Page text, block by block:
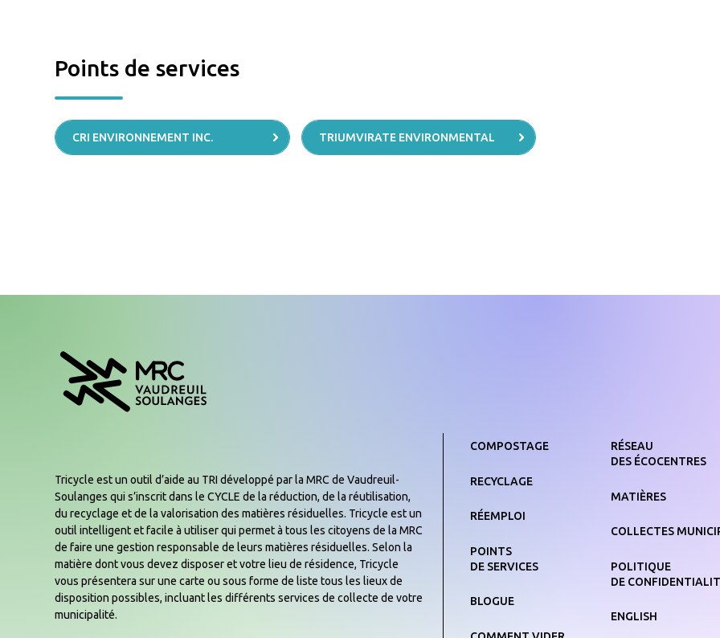
Points de services
CRI ENVIRONNEMENT INC. TRIUMVIRATE ENVIRONMENTAL
Tricycle est un outil d’aide au TRI développé par la MRC de Vaudreuil-
Soulanges qui s’inscrit dans le CYCLE de la réduction, de la réutilisation,
du recyclage et de la valorisation des matières résiduelles. Tricycle est un
outil intelligent et facile à utiliser qui permet à tous les citoyens de la MRC
de faire une gestion responsable de leurs matières résiduelles. Selon la
matière dont vous devez disposer et votre lieu de résidence, Tricycle
vous présentera sur une carte ou sous forme de liste tous les lieux de
disposition possibles, incluant les différents services de collecte de votre
municipalité.
COMPOSTAGE
RECYCLAGE
RÉEMPLOI
POINTS
DE SERVICES
BLOGUE
RÉSEAU
DES ÉCOCENTRES
MATIÈRES
COLLECTES
POLITIQUE
DE
ENGLISH